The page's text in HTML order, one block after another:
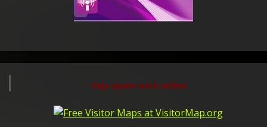
Veja quem está online